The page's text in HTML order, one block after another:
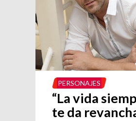
PERSONAJES
“La vida
te da